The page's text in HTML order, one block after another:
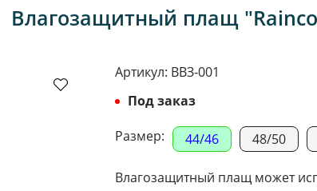
Влагозащитный плащ
Артикул: ВВЗ-001
Под заказ
Размер:
44/46 48/50
Влагозащитный плащ может